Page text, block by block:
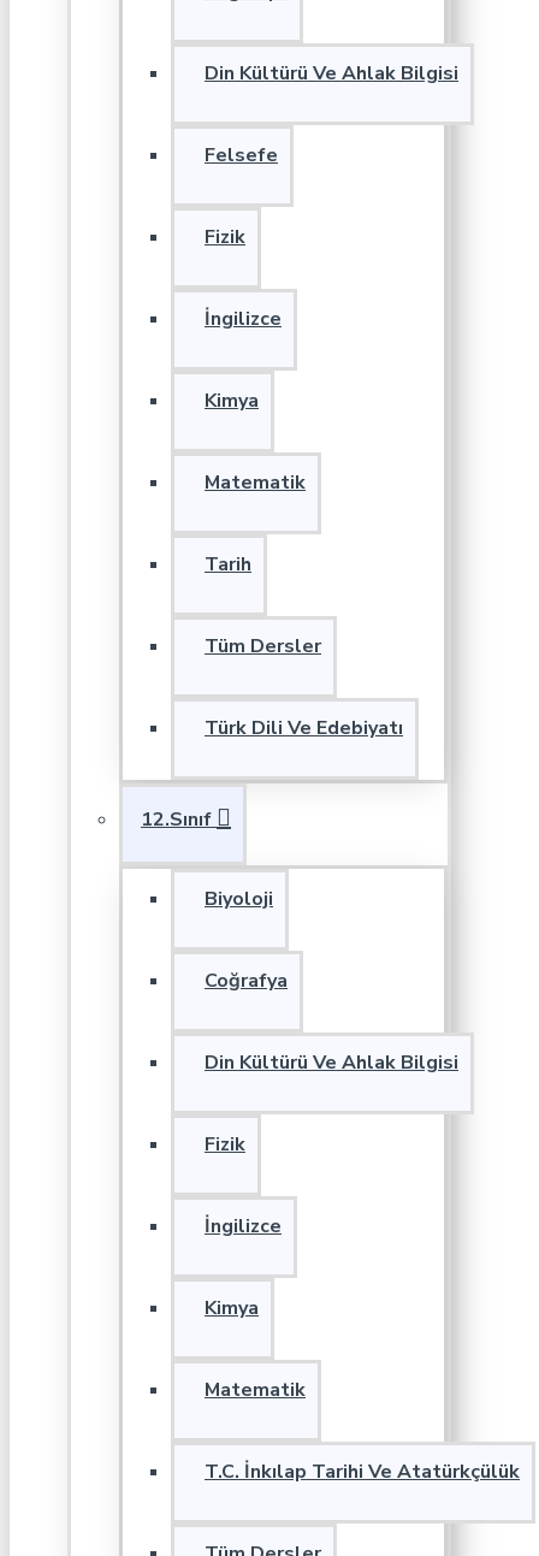
Din Kültürü Ve Ahlak Bilgisi
Felsefe
Fizik
İngilizce
Kimya
Matematik
Tarih
Tüm Dersler
Türk Dili Ve Edebiyatı
12.Sınıf
Biyoloji
Coğrafya
Din Kültürü Ve Ahlak Bilgisi
Fizik
İngilizce
Kimya
Matematik
T.C. İnkılap Tarihi Ve Atatürkçülük